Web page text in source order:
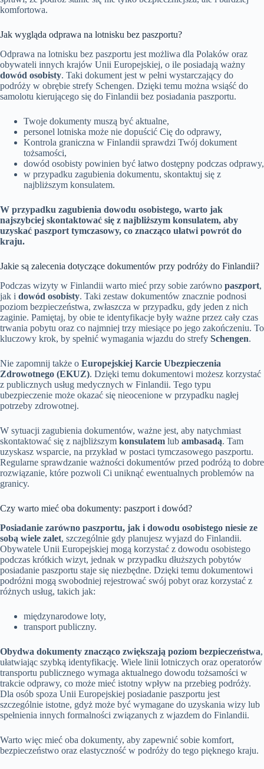
komfortowa.
Jak wygląda odprawa na lotnisku bez paszportu?
Odprawa na lotnisku bez paszportu jest możliwa dla Polaków oraz
obywateli innych krajów Unii Europejskiej, o ile posiadają ważny
dowód osobisty. Taki dokument jest w pełni wystarczający do
podróży w obrębie strefy Schengen. Dzięki temu można wsiąść do
samolotu kierującego się do Finlandii bez posiadania paszportu.
Twoje dokumenty muszą być aktualne,
personel lotniska może nie dopuścić Cię do odprawy,
Kontrola graniczna w Finlandii sprawdzi Twój dokument
tożsamości,
dowód osobisty powinien być łatwo dostępny podczas odprawy,
w przypadku zagubienia dokumentu, skontaktuj się z
najbliższym konsulatem.
W przypadku zagubienia dowodu osobistego, warto jak
najszybciej skontaktować się z najbliższym konsulatem, aby
uzyskać paszport tymczasowy, co znacząco ułatwi powrót do
kraju.
Jakie są zalecenia dotyczące dokumentów przy podróży do Finlandii?
Podczas wizyty w Finlandii warto mieć przy sobie zarówno paszport,
jak i dowód osobisty. Taki zestaw dokumentów znacznie podnosi
poziom bezpieczeństwa, zwłaszcza w przypadku, gdy jeden z nich
zaginie. Pamiętaj, by obie te identyfikacje były ważne przez cały czas
trwania pobytu oraz co najmniej trzy miesiące po jego zakończeniu. To
kluczowy krok, by spełnić wymagania wjazdu do strefy Schengen.
Nie zapomnij także o Europejskiej Karcie Ubezpieczenia
Zdrowotnego (EKUZ). Dzięki temu dokumentowi możesz korzystać
z publicznych usług medycznych w Finlandii. Tego typu
ubezpieczenie może okazać się nieocenione w przypadku nagłej
potrzeby zdrowotnej.
W sytuacji zagubienia dokumentów, ważne jest, aby natychmiast
skontaktować się z najbliższym konsulatem lub ambasadą. Tam
uzyskasz wsparcie, na przykład w postaci tymczasowego paszportu.
Regularne sprawdzanie ważności dokumentów przed podróżą to dobre
rozwiązanie, które pozwoli Ci uniknąć ewentualnych problemów na
granicy.
Czy warto mieć oba dokumenty: paszport i dowód?
Posiadanie zarówno paszportu, jak i dowodu osobistego niesie ze
sobą wiele zalet, szczególnie gdy planujesz wyjazd do Finlandii.
Obywatele Unii Europejskiej mogą korzystać z dowodu osobistego
podczas krótkich wizyt, jednak w przypadku dłuższych pobytów
posiadanie paszportu staje się niezbędne. Dzięki temu dokumentowi
podróżni mogą swobodniej rejestrować swój pobyt oraz korzystać z
różnych usług, takich jak:
międzynarodowe loty,
transport publiczny.
Obydwa dokumenty znacząco zwiększają poziom bezpieczeństwa,
ułatwiając szybką identyfikację. Wiele linii lotniczych oraz operatorów
transportu publicznego wymaga aktualnego dowodu tożsamości w
trakcie odprawy, co może mieć istotny wpływ na przebieg podróży.
Dla osób spoza Unii Europejskiej posiadanie paszportu jest
szczególnie istotne, gdyż może być wymagane do uzyskania wizy lub
spełnienia innych formalności związanych z wjazdem do Finlandii.
Warto więc mieć oba dokumenty, aby zapewnić sobie komfort,
bezpieczeństwo oraz elastyczność w podróży do tego pięknego kraju.